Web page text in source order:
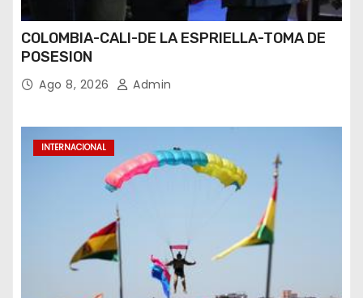
COLOMBIA-CALI-DE LA ESPRIELLA-TOMA DE
POSESION
Ago 8, 2026 Admin
INTERNACIONAL